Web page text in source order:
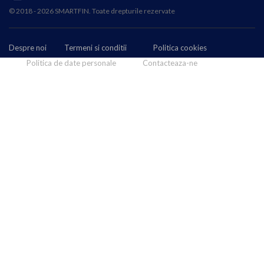
© 2018 - 2026 SMARTFIN. Toate drepturile rezervate
Despre noi Termeni si conditii
Politica cookies
Politica de date personale
Contacteaza-ne